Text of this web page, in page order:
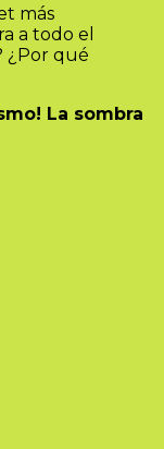
más
a todo el
¿Por qué
La sombra